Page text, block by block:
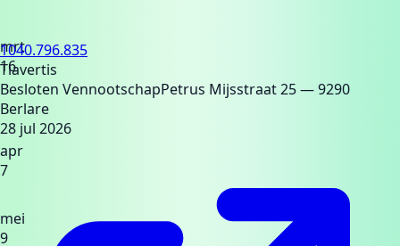
mrt
16
apr
7
mei
9
1040.796.835
Tiavertis
Besloten VennootschapPetrus Mijsstraat 25— 9290
Berlare
28 jul 2026